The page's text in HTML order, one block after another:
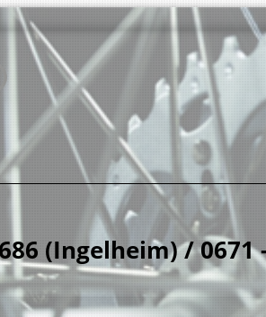
(Ingelheim) / 0671